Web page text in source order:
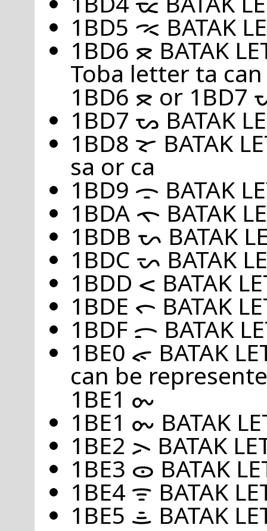
1BD5 ᯕ BATAK
1BD6 ᯖ BATAK
Toba letter ta
1BD6 ᯖ or 1BD7
1BD7 ᯗ BATAK
1BD8 ᯘ BATAK
sa or ca
1BD9 ᯙ BATAK
1BDA ᯚ BATAK
1BDB ᯛ BATAK
1BDC ᯜ BATAK
1BDD ᯝ BATAK
1BDE ᯞ BATAK
1BDF ᯟ BATAK
1BE0 ᯠ BATAK
can be
1BE1 ᯡ
1BE1 ᯡ BATAK
1BE2 ᯢ BATAK
1BE3 ᯣ BATAK
1BE4 ᯤ BATAK
1BE5 ᯥ BATAK